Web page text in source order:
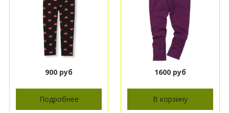
900 руб
Подробнее
1600 руб
В корзину